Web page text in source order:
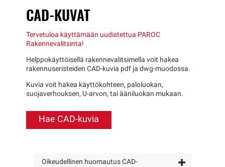
CAD-KUVAT
Tervetuloa käyttämään uudistettua PAROC
Rakennevalitsinta!
Helppokäyttöisellä rakennevalitsimella voit hakea
rakennuseristeiden CAD-kuvia pdf ja dwg-muodossa.
Kuvia voit hakea käyttökohteen, paloluokan,
suojaverhouksen, U-arvon, tai ääniluokan mukaan.
Hae CAD-kuvia
Oikeudellinen huomautus CAD-